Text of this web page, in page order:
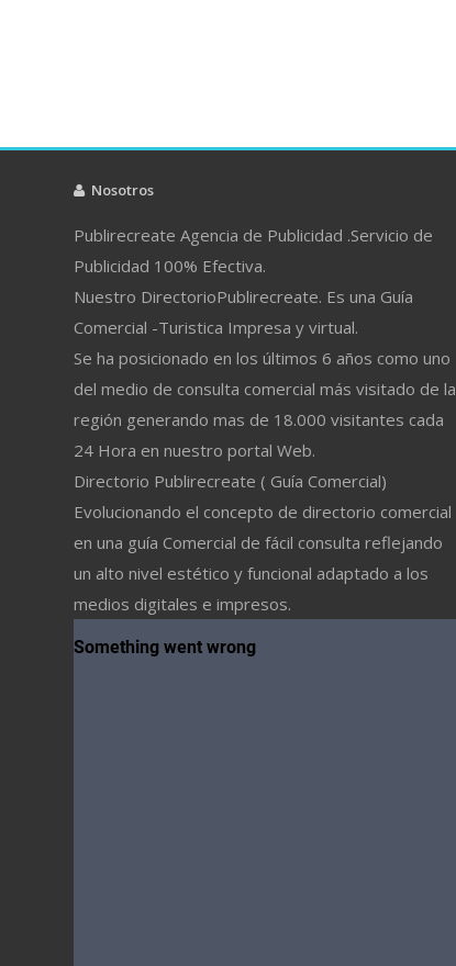
Nosotros
Publirecreate Agencia de Publicidad .Servicio de
Publicidad 100% Efectiva.
Nuestro DirectorioPublirecreate. Es una Guía
Comercial -Turistica Impresa y virtual.
Se ha posicionado en los últimos 6 años como uno
del medio de consulta comercial más visitado de la
región generando mas de 18.000 visitantes cada
24 Hora en nuestro portal Web.
Directorio Publirecreate ( Guía Comercial)
Evolucionando el concepto de directorio comercial
en una guía Comercial de fácil consulta reflejando
un alto nivel estético y funcional adaptado a los
medios digitales e impresos.